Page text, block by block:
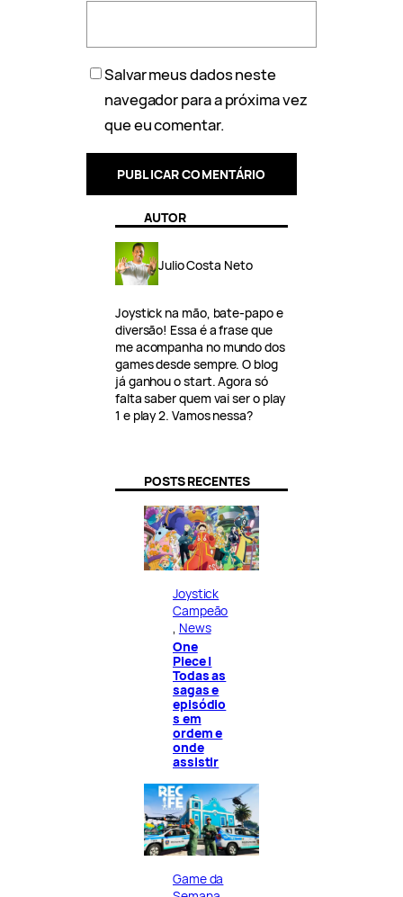
Salvar meus dados neste
navegador para a próxima vez
que eu comentar.
AUTOR
Julio Costa Neto
Joystick na mão, bate-papo e
diversão! Essa é a frase que
me acompanha no mundo dos
games desde sempre. O blog
já ganhou o start. Agora só
falta saber quem vai ser o play
1 e play 2. Vamos nessa?
POSTS RECENTES
Joystick
Campeão
News
One
Piece |
Todas as
sagas e
episódio
s em
ordem e
onde
assistir
Game da